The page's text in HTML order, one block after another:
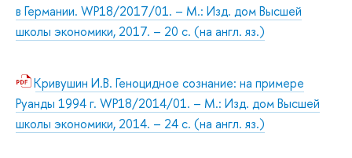
в Германии. WP18/2017/01. – М.: Изд. дом Высшей
школы экономики, 2017. – 20 с. (на англ. яз.)
Кривушин И.В. Геноцидное сознание: на примере
Руанды 1994 г. WP18/2014/01. – М.: Изд. дом Высшей
школы экономики, 2014. – 24 с. (на англ. яз.)